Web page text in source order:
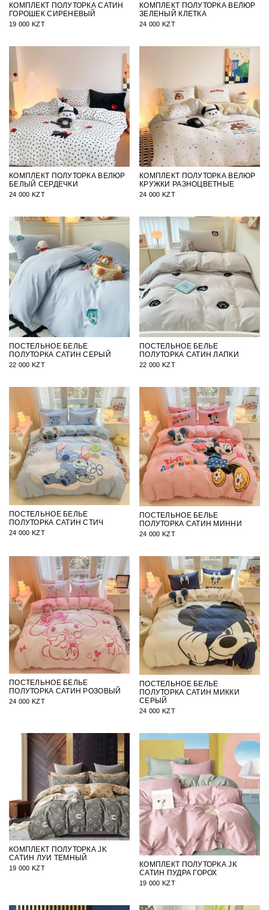
КОМПЛЕКТ ПОЛУТОРКА САТИН
ГОРОШЕК СИРЕНЕВЫЙ
19 000 KZT
КОМПЛЕКТ ПОЛУТОРКА ВЕЛЮР
ЗЕЛЕНЫЙ КЛЕТКА
24 000 KZT
КОМПЛЕКТ ПОЛУТОРКА ВЕЛЮР
БЕЛЫЙ СЕРДЕЧКИ
24 000 KZT
КОМПЛЕКТ ПОЛУТОРКА ВЕЛЮР
КРУЖКИ РАЗНОЦВЕТНЫЕ
24 000 KZT
ПОСТЕЛЬНОЕ БЕЛЬЕ
ПОЛУТОРКА САТИН СЕРЫЙ
22 000 KZT
ПОСТЕЛЬНОЕ БЕЛЬЕ
ПОЛУТОРКА САТИН ЛАПКИ
22 000 KZT
ПОСТЕЛЬНОЕ БЕЛЬЕ
ПОЛУТОРКА САТИН СТИЧ
24 000 KZT
ПОСТЕЛЬНОЕ БЕЛЬЕ
ПОЛУТОРКА САТИН МИННИ
24 000 KZT
ПОСТЕЛЬНОЕ БЕЛЬЕ
ПОЛУТОРКА САТИН РОЗОВЫЙ
24 000 KZT
ПОСТЕЛЬНОЕ БЕЛЬЕ
ПОЛУТОРКА САТИН МИККИ
СЕРЫЙ
24 000 KZT
КОМПЛЕКТ ПОЛУТОРКА JK
САТИН ЛУИ ТЕМНЫЙ
19 000 KZT
КОМПЛЕКТ ПОЛУТОРКА JK
САТИН ПУДРА ГОРОХ
19 000 KZT